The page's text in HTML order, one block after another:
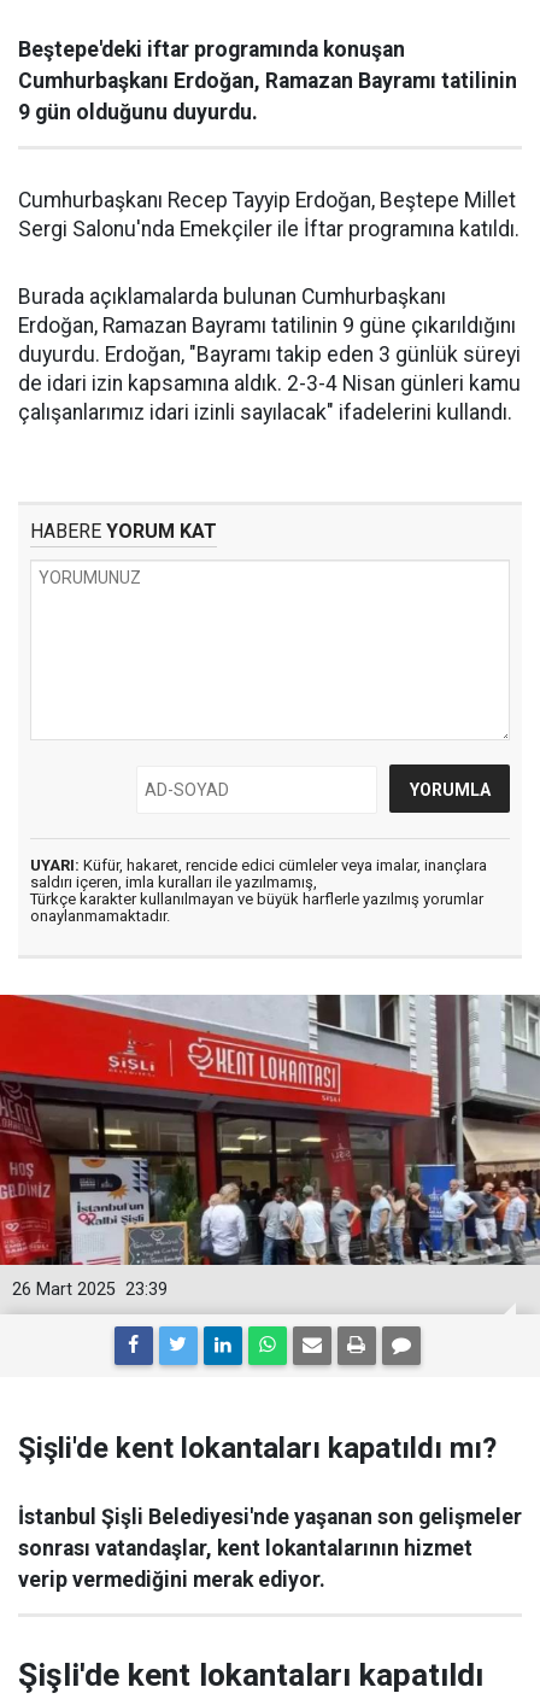
Beştepe'deki iftar programında konuşan
Cumhurbaşkanı Erdoğan, Ramazan Bayramı tatilinin
9 gün olduğunu duyurdu.
Cumhurbaşkanı Recep Tayyip Erdoğan, Beştepe Millet
Sergi Salonu'nda Emekçiler ile İftar programına katıldı.
Burada açıklamalarda bulunan Cumhurbaşkanı
Erdoğan, Ramazan Bayramı tatilinin 9 güne çıkarıldığını
duyurdu. Erdoğan, "Bayramı takip eden 3 günlük süreyi
de idari izin kapsamına aldık. 2-3-4 Nisan günleri kamu
çalışanlarımız idari izinli sayılacak" ifadelerini kullandı.
HABERE YORUM KAT
UYARI: Küfür, hakaret, rencide edici cümleler veya imalar, inançlara
saldırı içeren, imla kuralları ile yazılmamış,
Türkçe karakter kullanılmayan ve büyük harflerle yazılmış yorumlar
onaylanmamaktadır.
23:39
26 Mart 2025
Şişli'de kent lokantaları kapatıldı mı?
İstanbul Şişli Belediyesi'nde yaşanan son gelişmeler
sonrası vatandaşlar, kent lokantalarının hizmet
verip vermediğini merak ediyor.
Şişli'de kent lokantaları kapatıldı